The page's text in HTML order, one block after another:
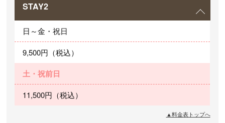
STAY2
日～金・祝日
9,500円（税込）
土・祝前日
11,500円（税込）
▲料金表トップへ